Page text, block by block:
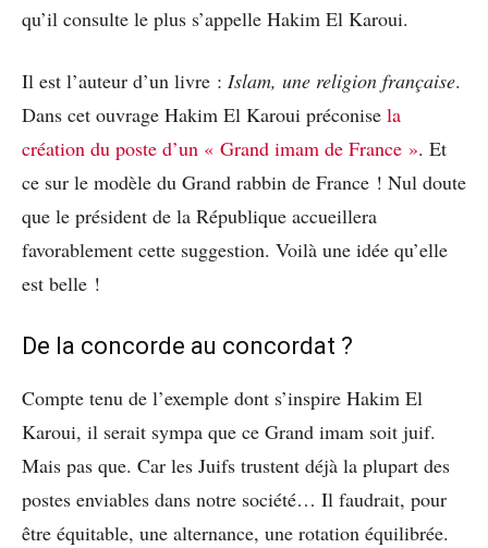
qu’il consulte le plus s’appelle Hakim El Karoui.
Il est l’auteur d’un livre : Islam, une religion française.
Dans cet ouvrage Hakim El Karoui préconise la
création du poste d’un « Grand imam de France ». Et
ce sur le modèle du Grand rabbin de France ! Nul doute
que le président de la République accueillera
favorablement cette suggestion. Voilà une idée qu’elle
est belle !
De la concorde au concordat ?
Compte tenu de l’exemple dont s’inspire Hakim El
Karoui, il serait sympa que ce Grand imam soit juif.
Mais pas que. Car les Juifs trustent déjà la plupart des
postes enviables dans notre société… Il faudrait, pour
être équitable, une alternance, une rotation équilibrée.